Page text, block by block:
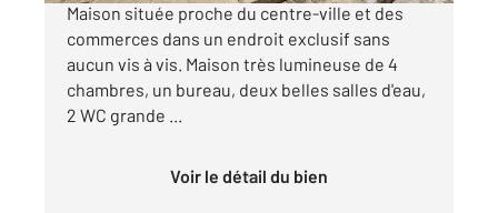
Maison située proche du centre-ville et des
commerces dans un endroit exclusif sans
aucun vis à vis. Maison très lumineuse de 4
chambres, un bureau, deux belles salles d'eau,
2 WC grande ...
Voir le détail du bien